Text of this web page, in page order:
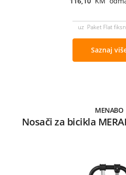
uz Paket Flat
Saznaj
MENABO
Nosači za bicikla